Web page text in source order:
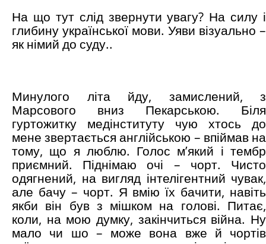
На що тут слід звернути увагу? На силу і
глибину української мови. Уяви візуально –
як німий до суду..
Минулого літа йду, замислений, з
Марсового вниз Пекарською. Біля
гуртожитку медінституту чую хтось до
мене звертається англійською – впіймав на
тому, що я люблю. Голос м’який і тембр
приємний. Піднімаю очі – чорт. Чисто
одягнений, на вигляд інтелігентний чувак,
але бачу – чорт. Я вмію їх бачити, навіть
якби він був з мішком на голові. Питає,
коли, на мою думку, закінчиться війна. Ну
мало чи шо – може вона вже й чортів